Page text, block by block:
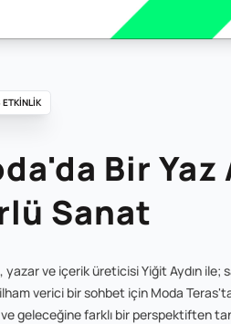
Bir
Sanat
yazar ve içerik üreticisi Yiğit Aydın ile;
verici bir sohbet için Moda
geleceğine farklı bir perspektiften